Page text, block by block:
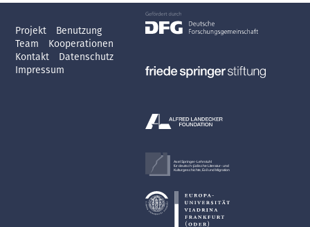
Projekt
Benutzung
Team
Kooperationen
Kontakt
Datenschutz
Impressum
Axel Springer-Lehrstuhl
für deutsch-jüdische Literatur- und
Kulturgeschichte, Exil und Migration